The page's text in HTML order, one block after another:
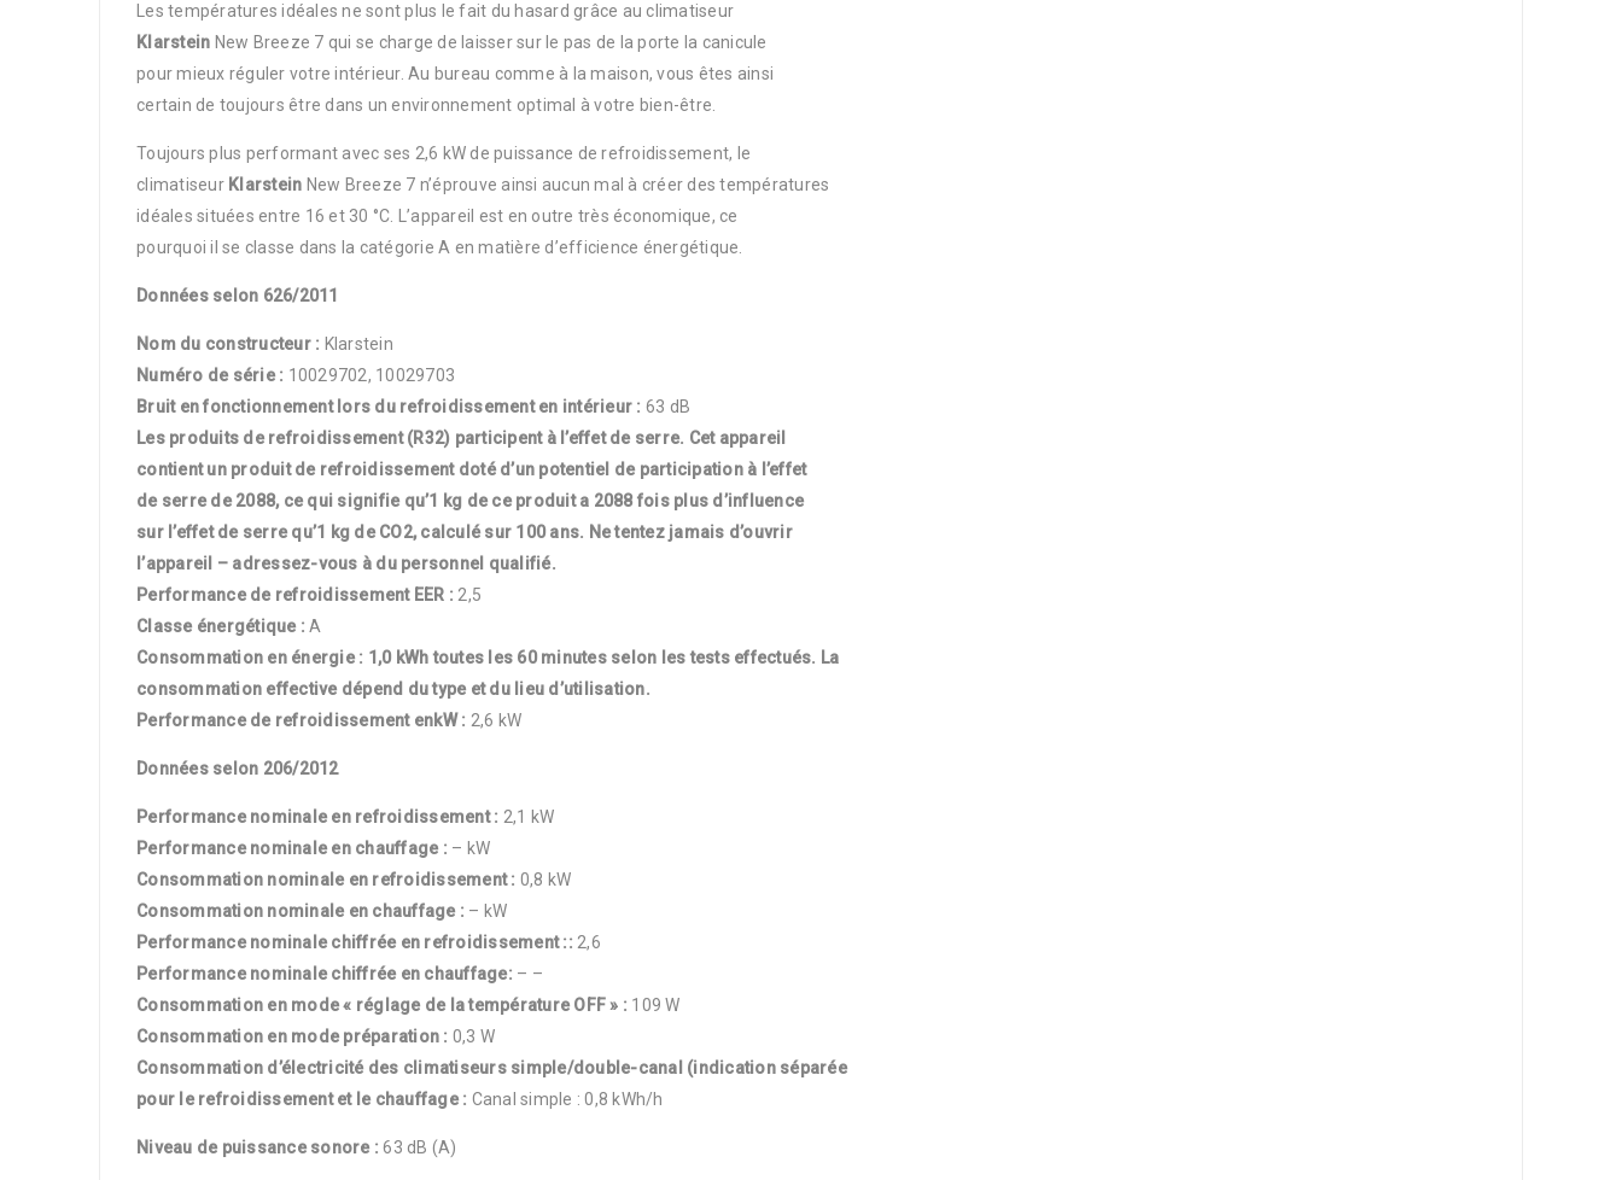
Les températures idéales ne sont plus le fait du hasard grâce au climatiseur
Klarstein New Breeze 7 qui se charge de laisser sur le pas de la porte la canicule
pour mieux réguler votre intérieur. Au bureau comme à la maison, vous êtes ainsi
certain de toujours être dans un environnement optimal à votre bien-être.
Toujours plus performant avec ses 2,6 kW de puissance de refroidissement, le
climatiseur Klarstein New Breeze 7 n’éprouve ainsi aucun mal à créer des températures
idéales situées entre 16 et 30 °C. L’appareil est en outre très économique, ce
pourquoi il se classe dans la catégorie A en matière d’efficience énergétique.
Données selon 626/2011
Nom du constructeur : Klarstein
Numéro de série: 10029702, 10029703
Bruit en fonctionnement lors du refroidissement en intérieur : 63 dB
Les produits de refroidissement(R32) participent à l’effet de serre. Cet appareil
contient un produit de refroidissement doté d’un potentiel de participation à l’effet
de serre de 2088, ce qui signifie qu’1 kg de ce produit a 2088 fois plus d’influence
sur l’effet de serre qu’1 kg deCO2,calculé sur 100 ans. Ne tentez jamais d’ouvrir
l’appareil – adressez-vous à du personnel qualifié.
Performance de refroidissement EER : 2,5
Classe énergétique : A
Consommation en énergie : 1,0 kWhtoutes les 60minutes selon les tests effectués. La
consommation effective dépend du type et du lieu d’utilisation.
Performance de refroidissement enkW : 2,6 kW
Données selon 206/2012
Performance nominale en refroidissement: 2,1 kW
Performance nominale en chauffage : – kW
Consommation nominale en refroidissement: 0,8 kW
Consommation nominale en chauffage : – kW
Performance nominale chiffrée en refroidissement:: 2,6
Performance nominale chiffrée en chauffage: – –
Consommation en mode « réglage de la température OFF » : 109 W
Consommation en mode préparation : 0,3 W
Consommation d’électricité des climatiseurs simple/double-canal (indication séparée
pour le refroidissement et le chauffage : Canal simple : 0,8 kWh/h
Niveau de puissance sonore :63 dB (A)